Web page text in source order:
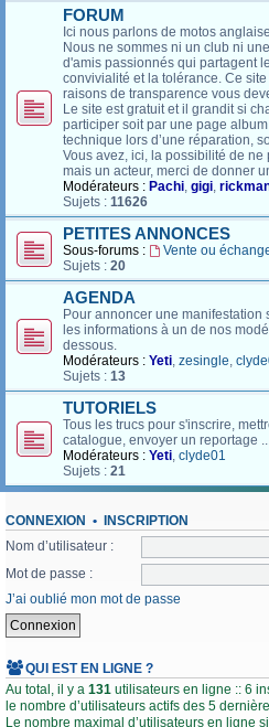
FORUM
Ici nous parlons de motos
Nous ne sommes ni un club ni
d'amis passionnés qui partagent
convivialité et la tolérance. Ce
raisons de transparence vous
Le site est gratuit et il grandit si
participer soit par une page
technique lors d’une réparation,
Vous avez, ici, la possibilité de
mais un acteur, merci de donner
Modérateurs : Pachi, gigi,
Sujets : 11626
PETITES ANNONCES
Sous-forums : Vente ou
Sujets : 20
AGENDA
Pour annoncer une
les informations à un de nos
dessous.
Modérateurs : Yeti, zesingle,
Sujets : 13
TUTORIELS
Tous les trucs pour s'inscrire,
catalogue, envoyer un reportage
Modérateurs : Yeti, clyde01
Sujets : 21
CONNEXION • INSCRIPTION
Nom d’utilisateur :
Mot de passe :
J’ai oublié mon mot de passe
QUI EST EN LIGNE ?
Au total, il y a 131 utilisateurs en ligne :: 6
le nombre d’utilisateurs actifs des 5
Le nombre maximal d’utilisateurs en ligne